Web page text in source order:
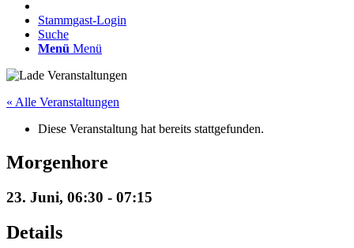
Stammgast-Login
Suche
Menü Menü
« Alle Veranstaltungen
Diese Veranstaltung hat bereits stattgefunden.
Morgenhore
23. Juni, 06:30 - 07:15
Details